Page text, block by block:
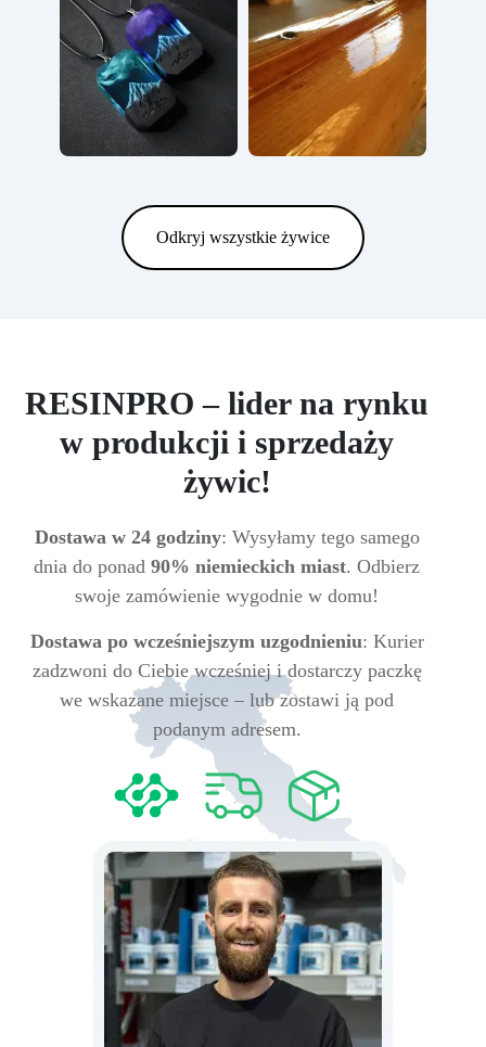
Odkryj wszystkie żywice
RESINPRO – lider na rynku
w produkcji i sprzedaży
żywic!
Dostawa w 24 godziny: Wysyłamy tego samego
dnia do ponad 90% niemieckich miast. Odbierz
swoje zamówienie wygodnie w domu!
Dostawa po wcześniejszym uzgodnieniu: Kurier
zadzwoni do Ciebie wcześniej i dostarczy paczkę
we wskazane miejsce – lub zostawi ją pod
podanym adresem.